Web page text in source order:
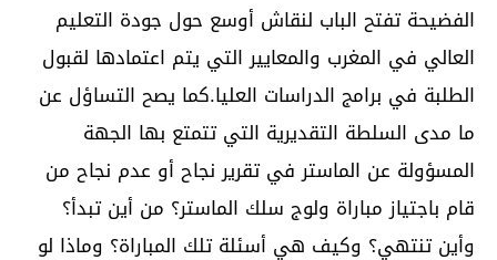
الفضيحة تفتح الباب لنقاش أوسع حول جودة التعليم
العالي في المغرب والمعايير التي يتم اعتمادها لقبول
الطلبة في برامج الدراسات العليا.كما يصح التساؤل عن
ما مدى السلطة التقديرية التي تتمتع بها الجهة
المسؤولة عن الماستر في تقرير نجاح أو عدم نجاح من
قام باجتياز مباراة ولوج سلك الماستر؟ من أين تبدأ؟
وأين تنتهي؟ وكيف هي أسئلة تلك المباراة؟ وماذا لو